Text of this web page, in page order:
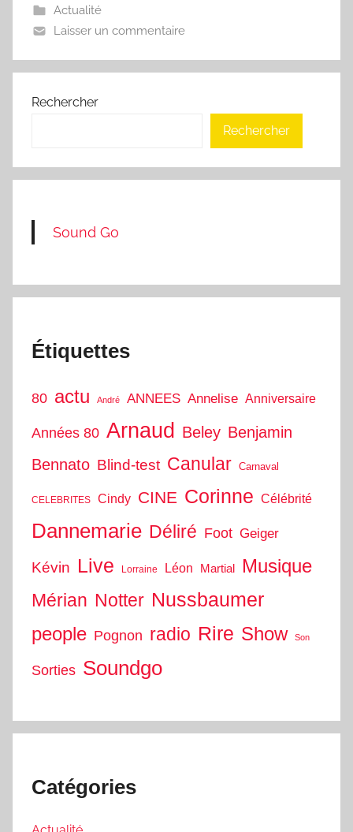
Actualité
Laisser un commentaire
Rechercher
Rechercher
Sound Go
Étiquettes
80 actu André ANNEES Annelise Anniversaire
Années 80 Arnaud Beley Benjamin
Bennato Blind-test Canular Carnaval
CELEBRITES Cindy CINE Corinne Célébrité
Dannemarie Déliré Foot Geiger
Kévin Live Lorraine Léon Martial
Musique
Mérian Notter Nussbaumer
people Pognon radio Rire Show Son
Sorties Soundgo
Catégories